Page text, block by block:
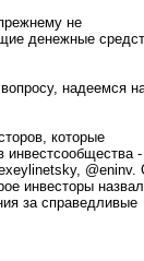
не
денежные
надеемся
которые
инвестсообщества
@eninv.
инвесторы
за справедливые